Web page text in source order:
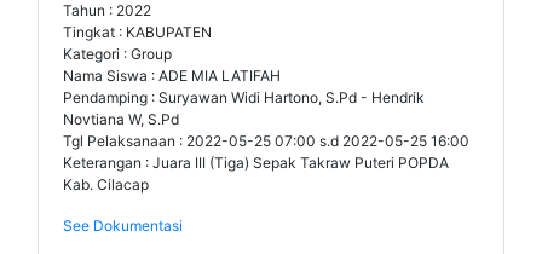
Tahun : 2022
Tingkat : KABUPATEN
Kategori : Group
Nama Siswa : ADE MIA LATIFAH
Pendamping : Suryawan Widi Hartono, S.Pd - Hendrik
Novtiana W, S.Pd
Tgl Pelaksanaan : 2022-05-25 07:00 s.d 2022-05-25 16:00
Keterangan : Juara III (Tiga) Sepak Takraw Puteri POPDA
Kab. Cilacap
See Dokumentasi